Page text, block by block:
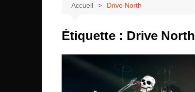
Accueil Drive North
Étiquette : Drive North